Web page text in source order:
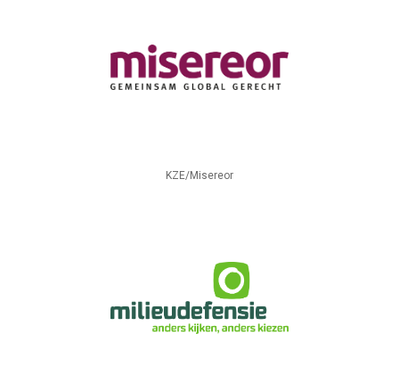
KZE/Misereor